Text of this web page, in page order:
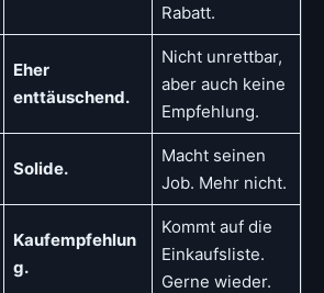
Rabatt.
Eher
enttäuschend.
Nicht unrettbar,
aber auch keine
Empfehlung.
Solide.
Macht seinen
Job. Mehr nicht.
Kaufempfehlun
g.
Kommt auf die
Einkaufsliste.
Gerne wieder.